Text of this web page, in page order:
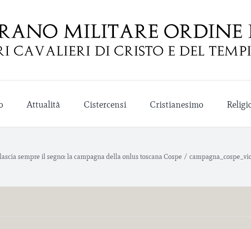
Attualità Cistercensi Cristianesimo
sempre il segno: la campagna della onlus toscana Cospe /